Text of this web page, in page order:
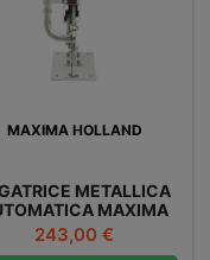
MAXIMA HOLLAND
METALLICA
MAXIMA
Prezzo
243,00 €